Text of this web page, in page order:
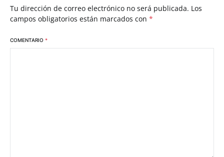
Tu dirección de correo electrónico no será publicada. Los
campos obligatorios están marcados con *
COMENTARIO *